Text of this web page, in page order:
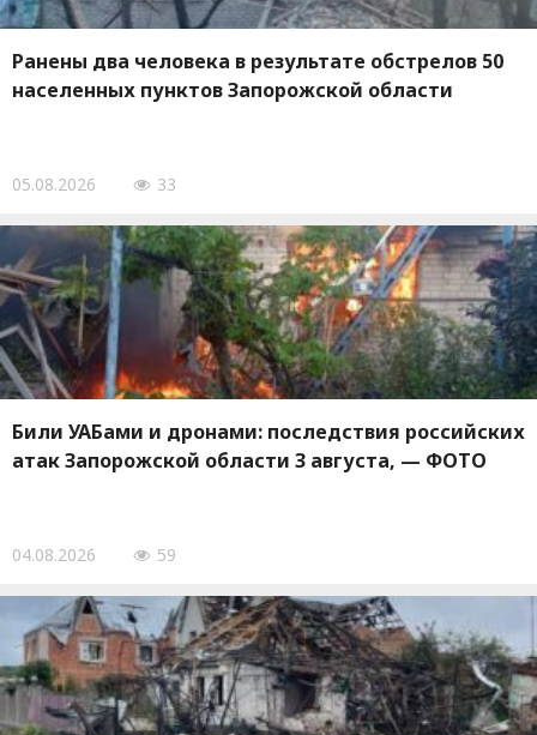
Ранены два человека в результате обстрелов 50
населенных пунктов Запорожской области
05.08.2026 33
Били УАБами и дронами: последствия российских
атак Запорожской области 3 августа, — ФОТО
04.08.2026 59